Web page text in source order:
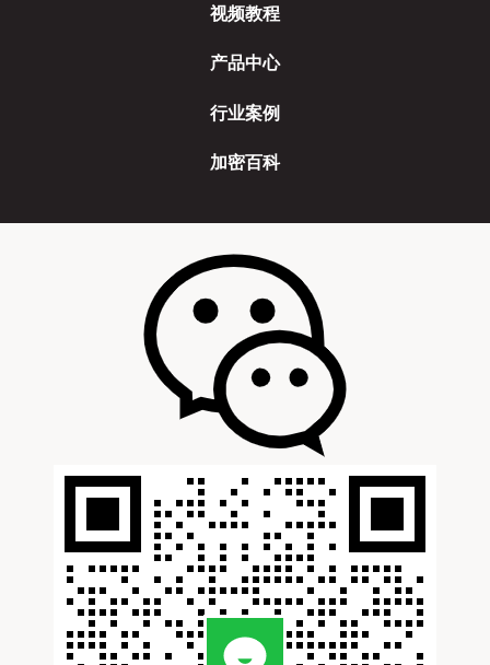
视频教程
产品中心
行业案例
加密百科